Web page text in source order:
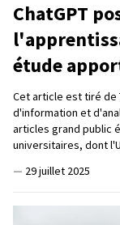
ChatGPT
étude
Cet article est tiré de
d'information et
articles grand public
universitaires, dont
— 29 juillet 2025